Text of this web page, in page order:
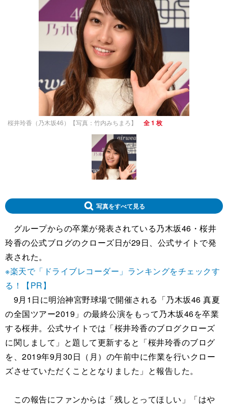
桜井玲香（乃木坂46）【写真：竹内みちまろ】 全 1 枚
写真をすべて見る
グループからの卒業が発表されている乃木坂46・桜井
玲香の公式ブログのクローズ日が29日、公式サイトで発
表された。
※楽天で「ドライブレコーダー」ランキングをチェックす
る！【PR】
9月1日に明治神宮野球場で開催される「乃木坂46 真夏
の全国ツアー2019」の最終公演をもって乃木坂46を卒業
する桜井。公式サイトでは「桜井玲香のブログクローズ
に関しまして」と題して更新すると「桜井玲香のブログ
を、2019年9月30日（月）の午前中に作業を行いクロー
ズさせていただくこととなりました」と報告した。
この報告にファンからは「残しとってほしい」「はや